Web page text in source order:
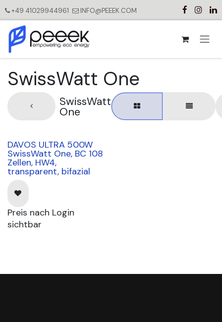
+49 41029944961 INFO@PEEEK.COM
SwissWatt One
SwissWatt
One
lieferbar ab KW30
DAVOS ULTRA 500W
SwissWatt One, BC 108
Zellen, HW4,
transparent, bifazial
Preis nach Login
sichtbar